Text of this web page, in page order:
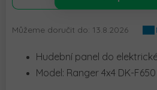
Můžeme doručit do: 13.8.2026
Hudební panel do
Model: Ranger 4x4 DK-F650